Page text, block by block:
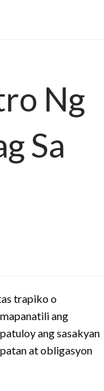
Ng
Sa
trapiko o
ang
ang sasakyan
at obligasyon